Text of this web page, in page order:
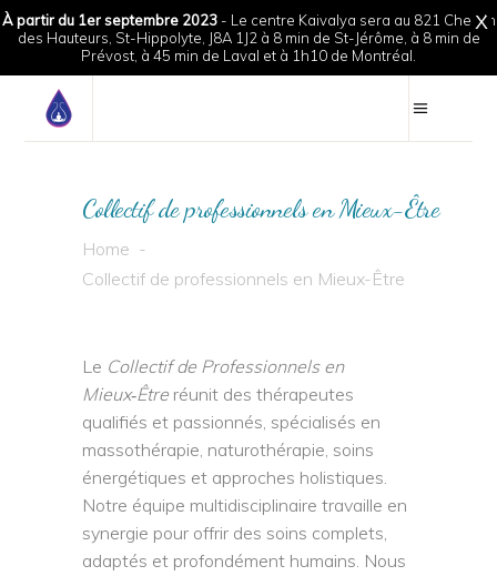
X
À partir du 1er septembre 2023- Le centre Kaivalya sera au 821 Chemin
des Hauteurs, St-Hippolyte, J8A 1J2 à 8 min de St-Jérôme, à 8 min de
Prévost, à 45 min de Laval et à 1h10 de Montréal.
Collectif de professionnels en Mieux-Être
Home -
Collectif de professionnels en Mieux-Être
Le Collectif de Professionnels en
Mieux‑Être réunit des thérapeutes
qualifiés et passionnés, spécialisés en
massothérapie, naturothérapie, soins
énergétiques et approches holistiques.
Notre équipe multidisciplinaire travaille en
synergie pour offrir des soins complets,
adaptés et profondément humains. Nous